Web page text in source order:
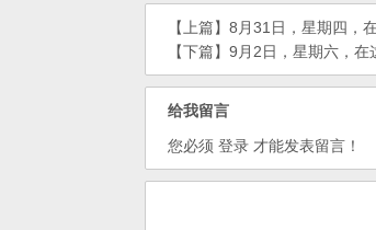
【上篇】 8月31日，星期四，
【下篇】 9月2日，星期六，在
给我留言
您必须 登录 才能发表留言！